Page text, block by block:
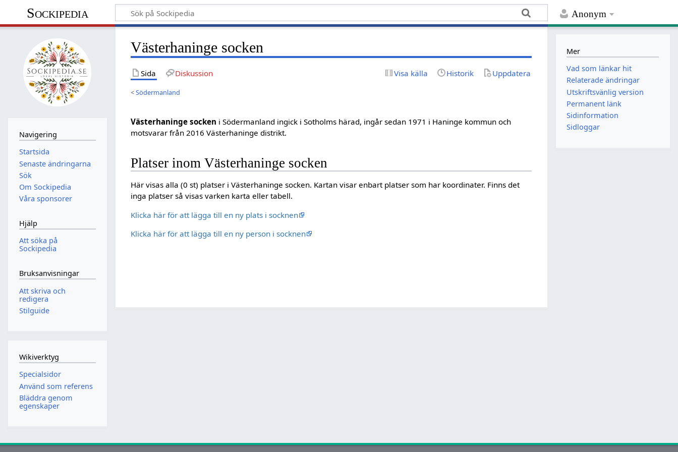
Anonym
Sockipedia
Västerhaninge socken
Sida Diskussion Visa källa Historik Uppdatera
<Södermanland
Västerhaninge socken i Södermanland ingick i Sotholms härad, ingår sedan 1971 i Haninge kommun och
motsvarar från 2016 Västerhaninge distrikt.
Platser inom Västerhaninge socken
Här visas alla (0 st) platser i Västerhaninge socken. Kartan visar enbart platser som har koordinater. Finns det
inga platser så visas varken karta eller tabell.
Klicka här för att lägga till en ny plats i socknen
Klicka här för att lägga till en ny person i socknen
Navigering
Startsida
Senaste ändringarna
Sök
Om Sockipedia
Våra sponsorer
Hjälp
Att söka på
Sockipedia
Bruksanvisningar
Att skriva och
redigera
Stilguide
Wikiverktyg
Specialsidor
Använd som referens
Bläddra genom
egenskaper
Mer
Vad som länkar hit
Relaterade ändringar
Utskriftsvänlig version
Permanent länk
Sidinformation
Sidloggar